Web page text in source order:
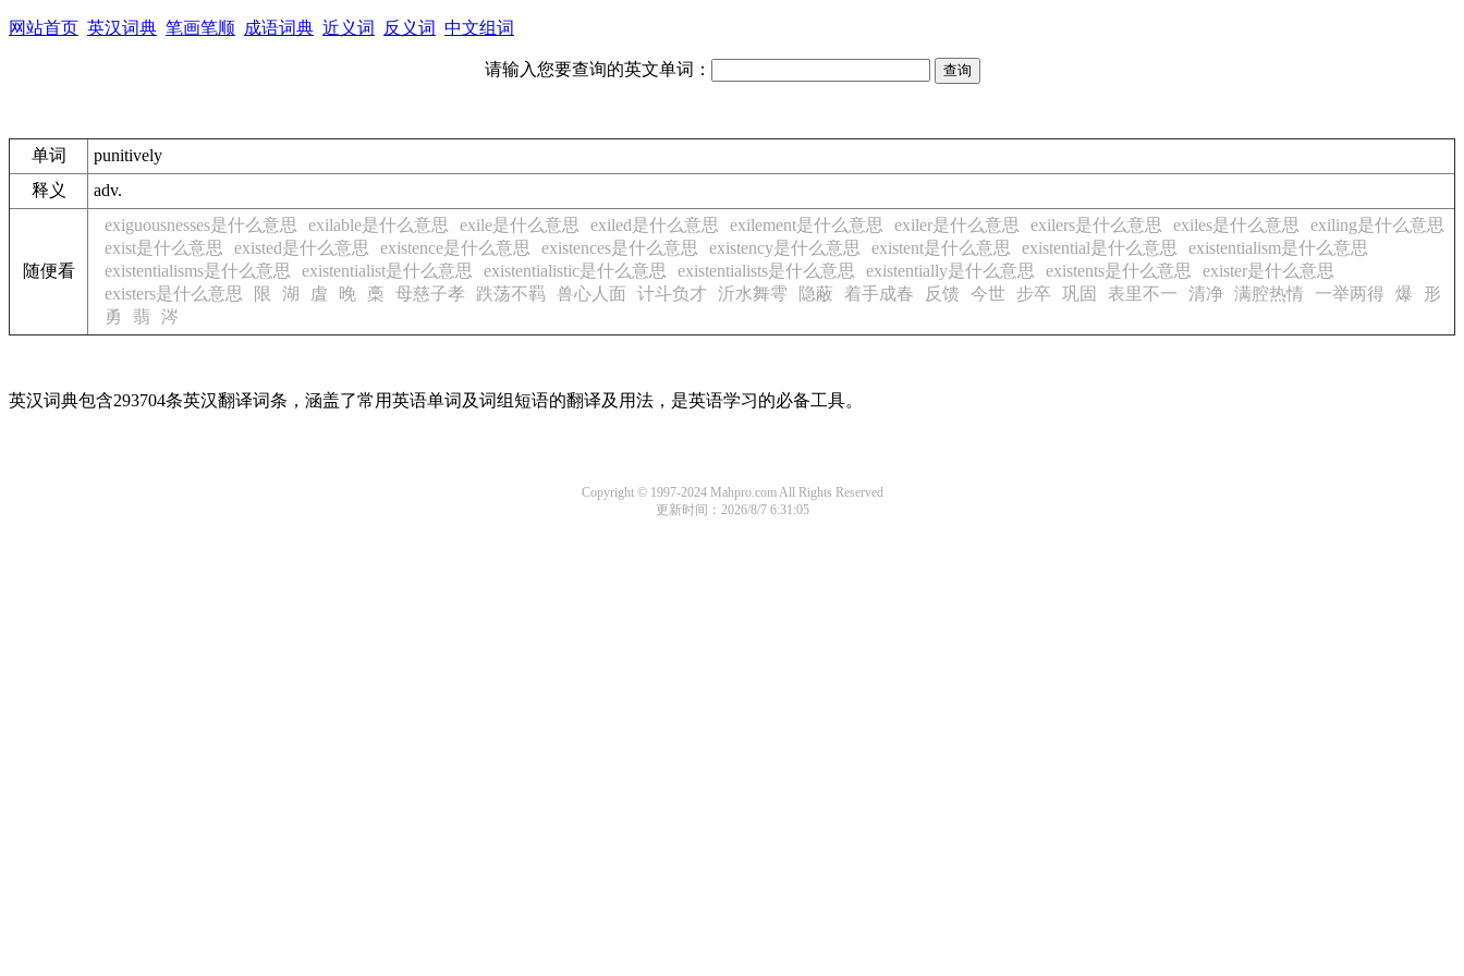
网站首页 英汉词典 笔画笔顺 成语词典 近义词 反义词 中文组词
请输入您要查询的英文单词：
单词
punitively
释义
adv.
随便看
exiguousnesses是什么意思 exilable是什么意思 exile是什么意思 exiled是什么意思 exilement是什么意思 exiler是什么意思 exilers是什么意思 exiles是什么意思
exiling是什么意思
exist是什么意思
existed是什么意思 existence是什么意思 existences是什么意思 existency是什么意思 existent是什么意思 existential是什么意思
existentialism是什么意思
existentialisms是什么意思
existentialist是什么意思 existentialistic是什么意思 existentialists是什么意思 existentially是什么意思 existents是什么意思
exister是什么意思
existers是什么意思
限 湖 虘 晚 槀 母慈子孝 跌荡不羁 兽心人面 计斗负才 沂水舞雩 隐蔽 着手成春 反馈 今世 步卒 巩固 表里不一 清净 满腔热情 一举两得 爆
形
勇
翡 涔
英汉词典包含293704条英汉翻译词条，涵盖了常用英语单词及词组短语的翻译及用法，是英语学习的必备工具。
Copyright © 1997-2024 Mahpro.com All Rights Reserved
更新时间：2026/8/7 6:31:05